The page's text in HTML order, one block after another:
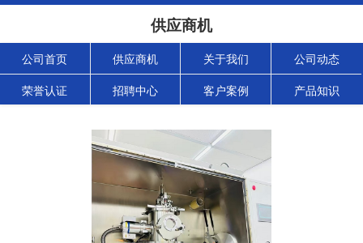
供应商机
公司首页 供应商机 关于我们 公司动态
荣誉认证 招聘中心 客户案例 产品知识